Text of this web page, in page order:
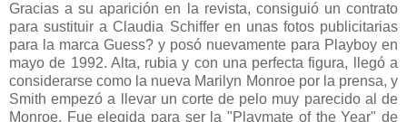
Gracias a su aparición en la revista, consiguió un contrato
para sustituir a Claudia Schiffer en unas fotos publicitarias
para la marca Guess? y posó nuevamente para Playboy en
mayo de 1992. Alta, rubia y con una perfecta figura, llegó a
considerarse como la nueva Marilyn Monroe por la prensa, y
Smith empezó a llevar un corte de pelo muy parecido al de
Monroe. Fue elegida para ser la "Playmate of the Year" de